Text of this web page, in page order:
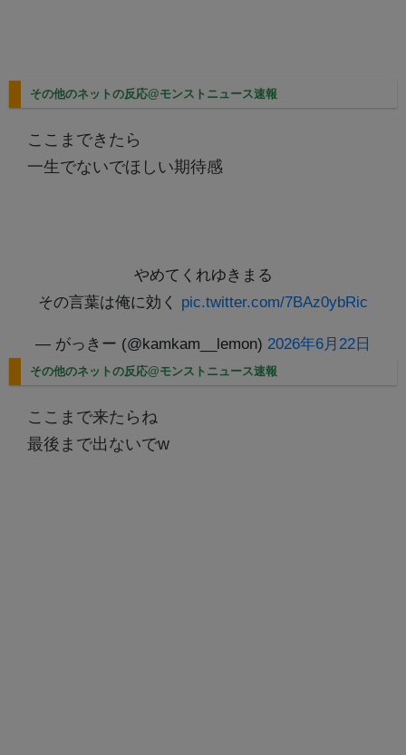
その他のネットの反応@モンストニュース速報
ここまできたら
一生でないでほしい期待感
やめてくれゆきまる
その言葉は俺に効く pic.twitter.com/7BAz0ybRic
— がっきー (@kamkam__lemon) 2026年6月22日
その他のネットの反応@モンストニュース速報
ここまで来たらね
最後まで出ないでw